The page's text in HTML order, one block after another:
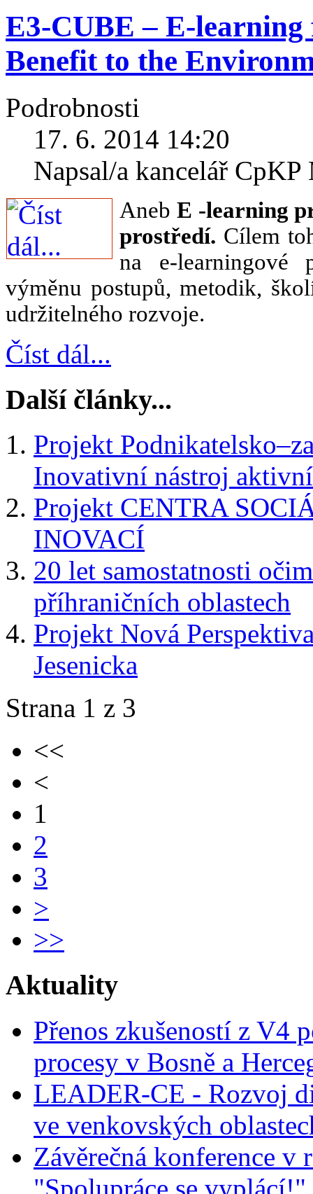
E3-CUBE – E-learning
Benefit to the
Podrobnosti
17. 6. 2014 14:20
Napsal/a kancelář
Aneb E -learning
prostředí. Cílem
na e-learningové
výměnu postupů, metodik,
udržitelného rozvoje.
Číst dál...
Další články...
Projekt
Inovativní nástroj
Projekt CENTRA
INOVACÍ
20 let samostatnosti
příhraničních oblastech
Projekt Nová
Jesenicka
Strana 1 z 3
<<
<
1
2
3
>
>>
Aktuality
Přenos zkušeností z V4
procesy v Bosně a
LEADER-CE - Rozvoj
ve venkovských
Závěrečná konference v
"Spolupráce se vyplácí!"